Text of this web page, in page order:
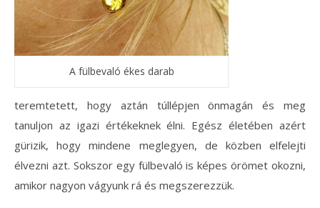
A fülbevaló ékes darab
teremtetett, hogy aztán túllépjen önmagán és meg
tanuljon az igazi értékeknek élni. Egész életében azért
gürizik, hogy mindene meglegyen, de közben elfelejti
élvezni azt. Sokszor egy fülbevaló is képes örömet okozni,
amikor nagyon vágyunk rá és megszerezzük.